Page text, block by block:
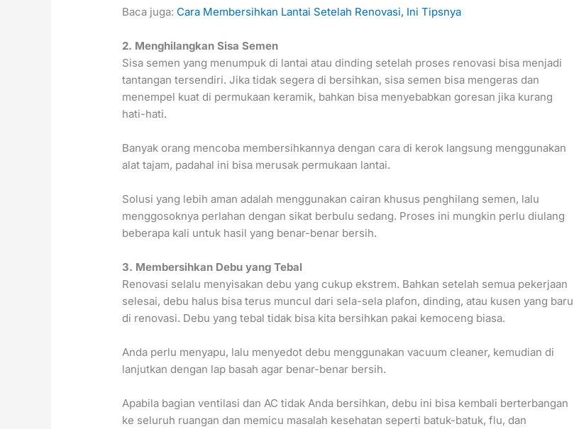
Baca juga: Cara Membersihkan Lantai Setelah Renovasi, Ini Tipsnya
2. Menghilangkan Sisa Semen
Sisa semen yang menumpuk di lantai atau dinding setelah proses renovasi bisa menjadi
tantangan tersendiri. Jika tidak segera di bersihkan, sisa semen bisa mengeras dan
menempel kuat di permukaan keramik, bahkan bisa menyebabkan goresan jika kurang
hati-hati.
Banyak orang mencoba membersihkannya dengan cara di kerok langsung menggunakan
alat tajam, padahal ini bisa merusak permukaan lantai.
Solusi yang lebih aman adalah menggunakan cairan khusus penghilang semen, lalu
menggosoknya perlahan dengan sikat berbulu sedang. Proses ini mungkin perlu diulang
beberapa kali untuk hasil yang benar-benar bersih.
3. Membersihkan Debu yang Tebal
Renovasi selalu menyisakan debu yang cukup ekstrem. Bahkan setelah semua pekerjaan
selesai, debu halus bisa terus muncul dari sela-sela plafon, dinding, atau kusen yang baru
di renovasi. Debu yang tebal tidak bisa kita bersihkan pakai kemoceng biasa.
Anda perlu menyapu, lalu menyedot debu menggunakan vacuum cleaner, kemudian di
lanjutkan dengan lap basah agar benar-benar bersih.
Apabila bagian ventilasi dan AC tidak Anda bersihkan, debu ini bisa kembali berterbangan
ke seluruh ruangan dan memicu masalah kesehatan seperti batuk-batuk, flu, dan